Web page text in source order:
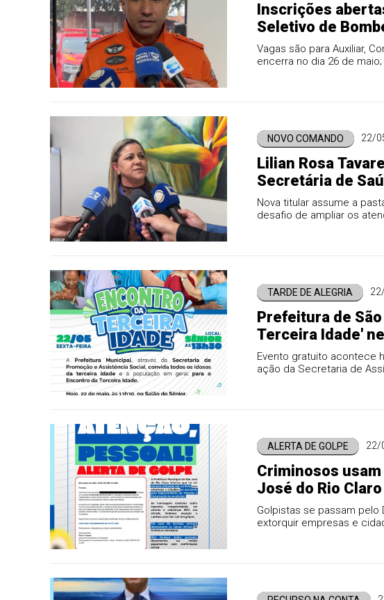
Inscrições
Seletivo de
Vagas são para Auxiliar,
encerra no dia 26 de
NOVO COMANDO 22/
Lilian Rosa
Secretária de
Nova titular assume a
desafio de ampliar os
TARDE DE ALEGRIA
Prefeitura de
Terceira Idade'
Evento gratuito acontece
ação da Secretaria de
ALERTA DE GOLPE 22/
Criminosos
José do Rio
Golpistas se passam pelo
extorquir empresas e